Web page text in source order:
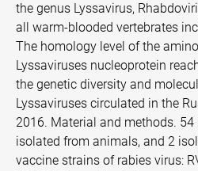
the genus Lyssavirus,
all warm-blooded vertebrates
The homology level of the
Lyssaviruses nucleoprotein
the genetic diversity and
Lyssaviruses circulated in the
2016. Material and methods.
isolated from animals, and 2
vaccine strains of rabies virus: